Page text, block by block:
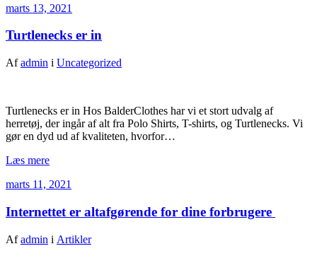
marts 13, 2021
Turtlenecks er in
Afadmin i Uncategorized
Turtlenecks er in Hos BalderClothes har vi et stort udvalg af
herretøj, der ingår af alt fra Polo Shirts, T-shirts, og Turtlenecks. Vi
gør en dyd ud af kvaliteten, hvorfor…
Læs mere
marts 11, 2021
Internettet er altafgørende for dine forbrugere
Afadmin i Artikler